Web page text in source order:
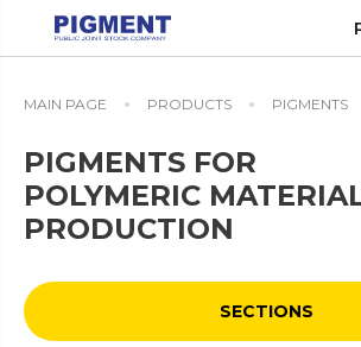
MAIN PAGE PRODUCTS PIGMENTS
PIGMENTS FOR
POLYMERIC
PRODUCTION
SECTIONS